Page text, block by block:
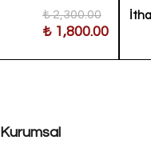
₺ 2,300.00
₺ 1,800.00
Kurumsal